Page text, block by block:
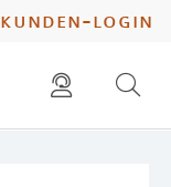
kunden-login